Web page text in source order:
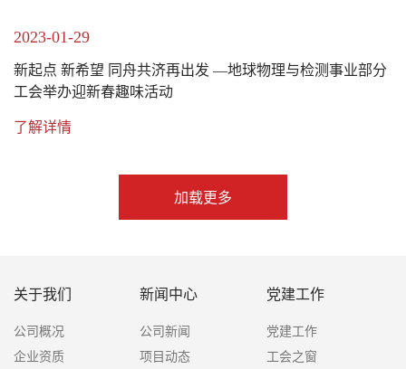
2023-01-29
新起点 新希望 同舟共济再出发 —地球物理与检测事业部分
工会举办迎新春趣味活动
了解详情
加载更多
关于我们
公司概况
企业资质
新闻中心
公司新闻
项目动态
党建工作
党建工作
工会之窗